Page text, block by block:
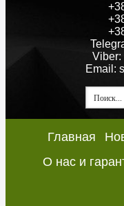
Viber:
Email:
Главная
О нас и